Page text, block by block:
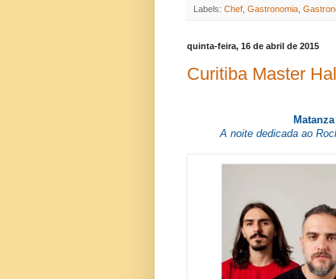
Labels: Chef Gastronomia
quinta-feira, 16 de abril de 2015
Curitiba Master Hall
A noite dedicada ao